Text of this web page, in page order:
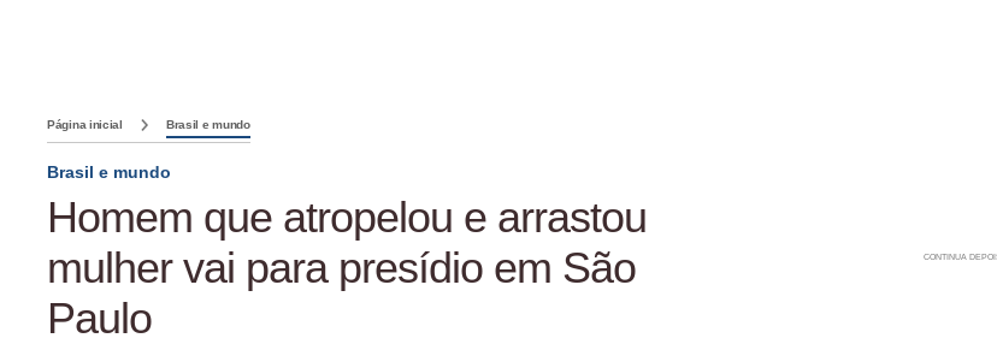
Página inicial Brasil e mundo
Brasil e mundo
Homem que atropelou e arrastou
mulher vai para presídio em São
Paulo